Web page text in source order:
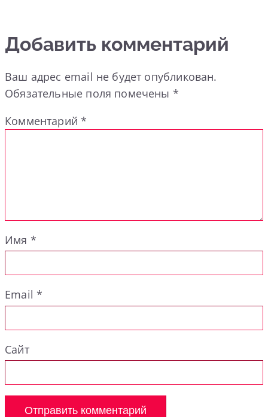
Добавить комментарий
Ваш адрес email не будет опубликован.
Обязательные поля помечены *
Комментарий*
Имя *
Email*
Сайт